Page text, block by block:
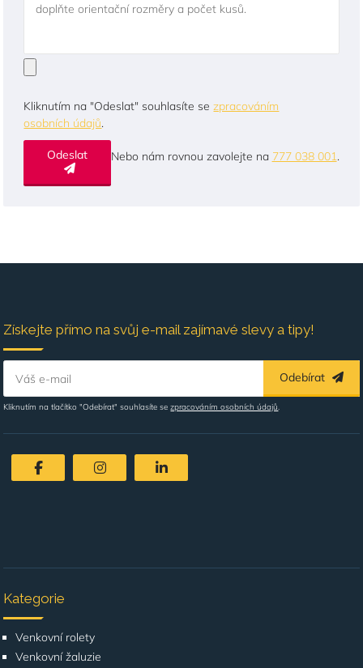
doplňte orientační rozměry a počet kusů.
Kliknutím na "Odeslat" souhlasíte sezpracováním
osobních údajů.
Nebo nám rovnou zavolejte na 777 038 001.
Získejte přímo na svůj e-mail zajímavé slevy a tipy!
Váš e-mail Odebírat
Kliknutím na tlačítko "Odebírat" souhlasíte sezpracováním osobních údajů.
Kategorie
Venkovní rolety
Venkovní žaluzie